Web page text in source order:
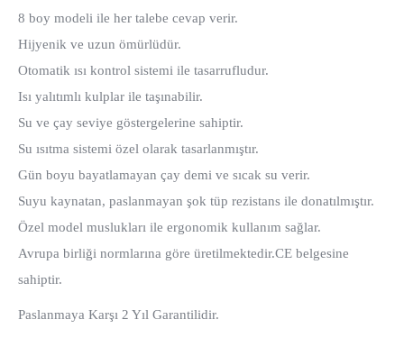
8 boy modeli ile her talebe cevap verir.
Hijyenik ve uzun ömürlüdür.
Otomatik ısı kontrol sistemi ile tasarrufludur.
Isı yalıtımlı kulplar ile taşınabilir.
Su ve çay seviye göstergelerine sahiptir.
Su ısıtma sistemi özel olarak tasarlanmıştır.
Gün boyu bayatlamayan çay demi ve sıcak su verir.
Suyu kaynatan, paslanmayan şok tüp rezistans ile donatılmıştır.
Özel model muslukları ile ergonomik kullanım sağlar.
Avrupa birliği normlarına göre üretilmektedir.CE belgesine
sahiptir.
Paslanmaya Karşı 2 Yıl Garantilidir.